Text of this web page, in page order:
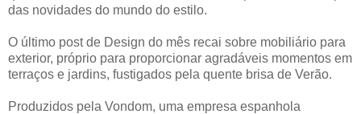
das novidades do mundo do estilo.
O último post de Design do mês recai sobre mobiliário para
exterior, próprio para proporcionar agradáveis momentos em
terraços e jardins, fustigados pela quente brisa de Verão.
Produzidos pela Vondom, uma empresa espanhola